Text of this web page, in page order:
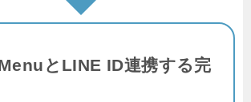
とLINE ID連携する完